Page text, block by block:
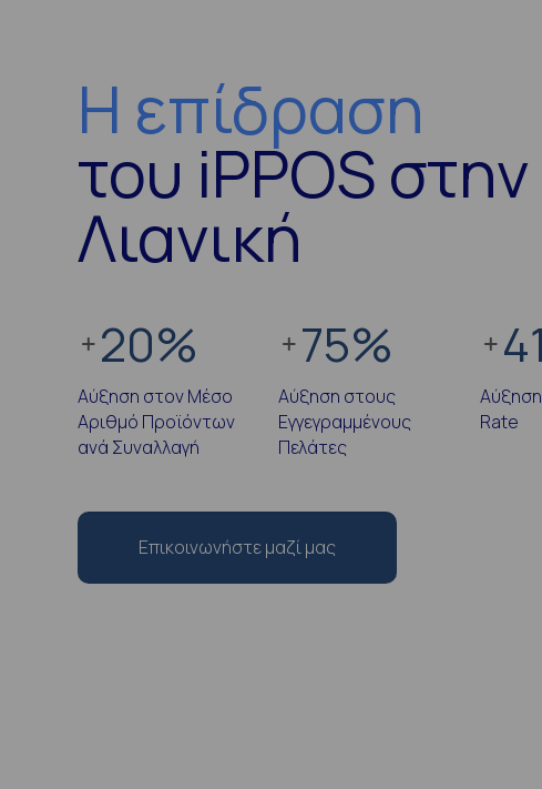
Η επίδραση
του iPPOS στην
Λιανική
20%
Αύξηση στον Μέσο
Αριθμό Προϊόντων
ανά Συναλλαγή
75%
Αύξηση στους
Εγγεγραμμένους
Πελάτες
41
Rate
Επικοινωνήστε μαζί μας